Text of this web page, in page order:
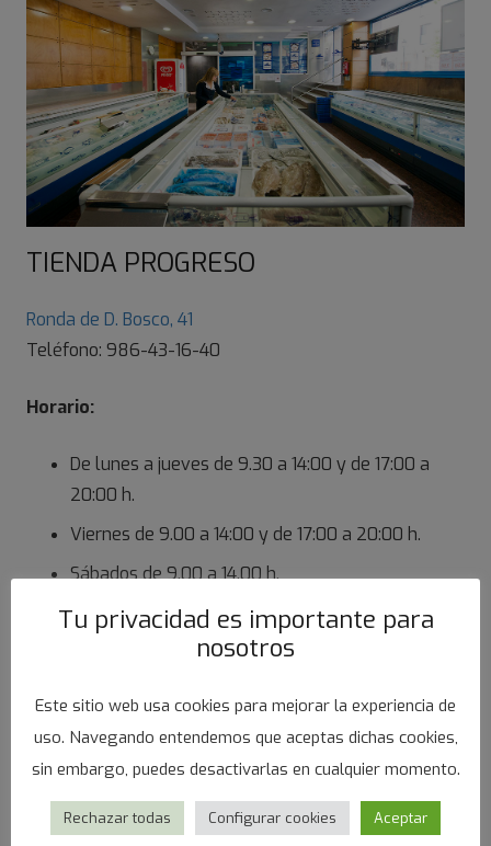
TIENDA PROGRESO
Ronda de D. Bosco, 41
Teléfono: 986-43-16-40
Horario:
De lunes a jueves de 9.30 a 14:00 y de 17:00 a
20:00 h.
Viernes de 9.00 a 14:00 y de 17:00 a 20:00 h.
Sábados de 9.00 a 14.00 h.
Tu privacidad es importante para
nosotros
Este sitio web usa cookies para mejorar la experiencia de
uso. Navegando entendemos que aceptas dichas cookies,
sin embargo, puedes desactivarlas en cualquier momento.
Rechazar todas Configurar cookies Aceptar